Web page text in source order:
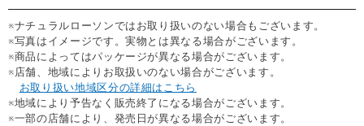
※ナチュラルローソンではお取り扱いのない場合もございます。
※写真はイメージです。実物とは異なる場合がございます。
※商品によってはパッケージが異なる場合がございます。
※店舗、地域によりお取扱いのない場合がございます。
お取り扱い地域区分の詳細はこちら
※地域により予告なく販売終了になる場合がございます。
※一部の店舗により、発売日が異なる場合がございます。